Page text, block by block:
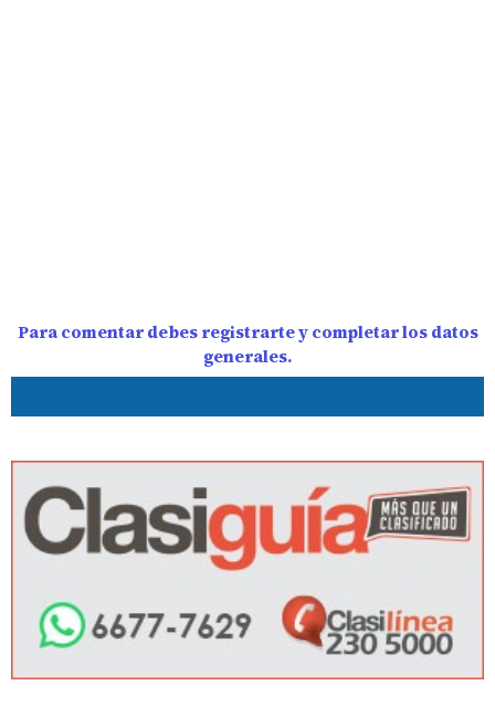
Para comentar debes registrarte y completar los datos
generales.